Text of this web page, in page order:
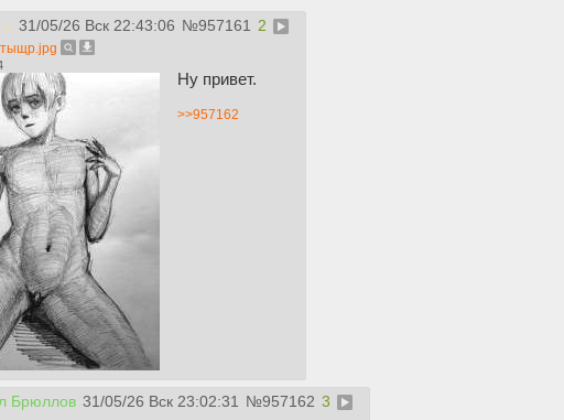
31/05/26 Вск 22:43:06 №957161 2
Ну привет.
>>957162
Брюллов 31/05/26 Вск 23:02:31 №957162 3